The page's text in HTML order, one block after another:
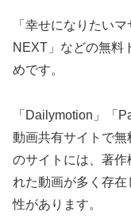
「幸せになりたい
NEXT」などの無料
めです。
「Dailymotion」「
動画共有サイトで
のサイトには、著作
れた動画が多く存
性があります。